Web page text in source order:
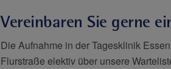
Vereinbaren Sie gerne
Die Aufnahme in der Tagesklinik
Flurstraße elektiv über unsere